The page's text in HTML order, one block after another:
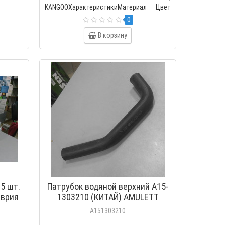
KANGOOХарактеристикиМатериал Цвет
Длина шланг..
0
В корзину
шт.
Патрубок водяной верхний A15-
1303210 (КИТАЙ) AMULETT
A151303210